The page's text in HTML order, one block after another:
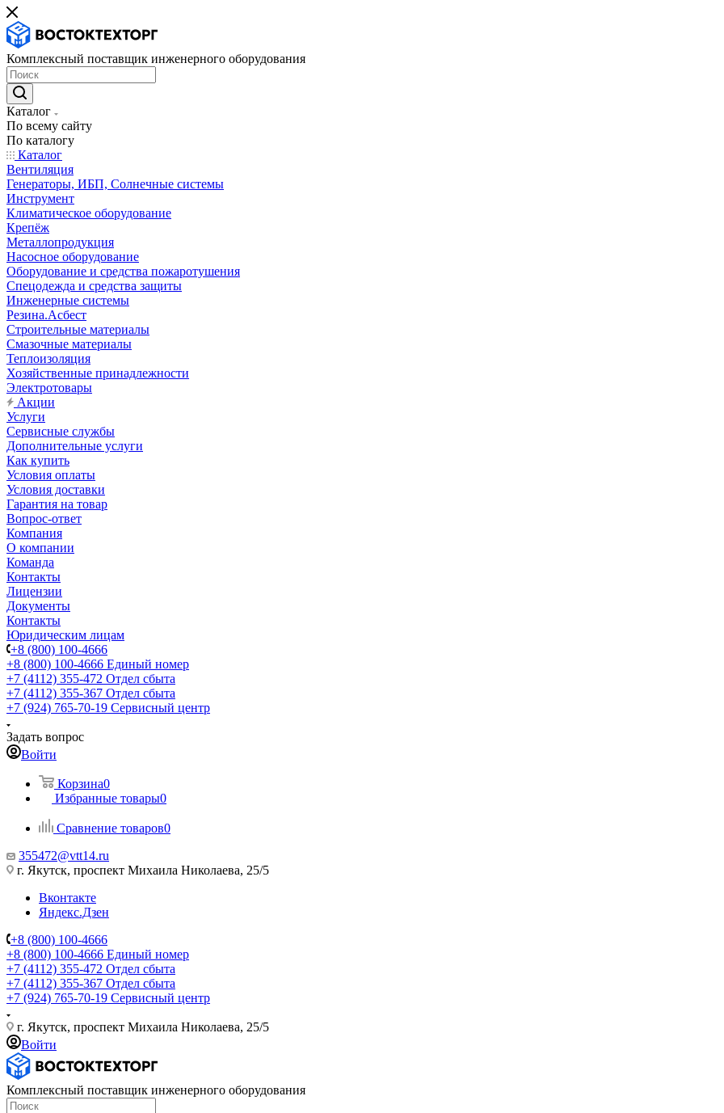
Комплексный поставщик инженерного оборудования
Каталог
По всему сайту
По каталогу
Каталог
Вентиляция
Генераторы, ИБП, Солнечные системы
Инструмент
Климатическое оборудование
Крепёж
Металлопродукция
Насосное оборудование
Оборудование и средства пожаротушения
Спецодежда и средства защиты
Инженерные системы
Резина.Асбест
Строительные материалы
Смазочные материалы
Теплоизоляция
Хозяйственные принадлежности
Электротовары
Акции
Услуги
Сервисные службы
Дополнительные услуги
Как купить
Условия оплаты
Условия доставки
Гарантия на товар
Вопрос-ответ
Компания
О компании
Команда
Контакты
Лицензии
Документы
Контакты
Юридическим лицам
+8 (800) 100-4666
+8 (800) 100-4666 Единый номер
+7 (4112) 355-472 Отдел сбыта
+7 (4112) 355-367 Отдел сбыта
+7 (924) 765-70-19 Сервисный центр
Задать вопрос
Войти
Корзина0
Избранные товары0
Сравнение товаров0
355472@vtt14.ru
г. Якутск, проспект Михаила Николаева, 25/5
Вконтакте
Яндекс.Дзен
+8 (800) 100-4666
+8 (800) 100-4666 Единый номер
+7 (4112) 355-472 Отдел сбыта
+7 (4112) 355-367 Отдел сбыта
+7 (924) 765-70-19 Сервисный центр
г. Якутск, проспект Михаила Николаева, 25/5
Войти
Комплексный поставщик инженерного оборудования